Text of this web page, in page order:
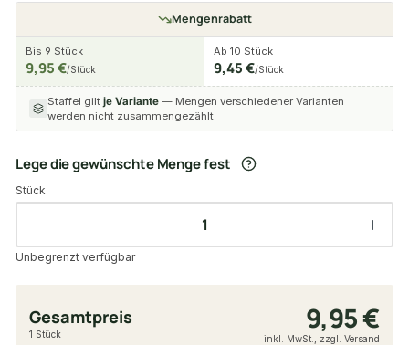
Mengenrabatt
Bis 9 Stück
9,95 €/Stück
Ab 10 Stück
9,45 €/Stück
Staffel gilt je Variante — Mengen verschiedener Varianten
werden nicht zusammengezählt.
Lege die gewünschte Menge fest
Stück
Unbegrenzt verfügbar
Gesamtpreis 9,95 €
1 Stück inkl. MwSt., zzgl. Versand